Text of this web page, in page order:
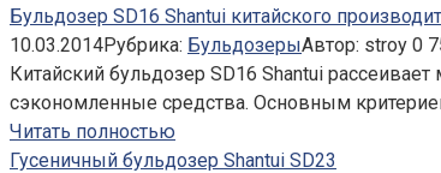
Бульдозер SD16 Shantui китайского
10.03.2014Рубрика: БульдозерыАвтор: stroy 0
Китайский бульдозер SD16 Shantui
сэкономленные средства. Основным
Читать полностью
Гусеничный бульдозер Shantui SD23